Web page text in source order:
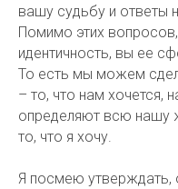
вашу судьбу и ответы
Помимо этих
идентичность, вы ее
То есть мы можем
– то, что нам хочется,
определяют всю нашу
то, что я хочу.
Я посмею утверждать,